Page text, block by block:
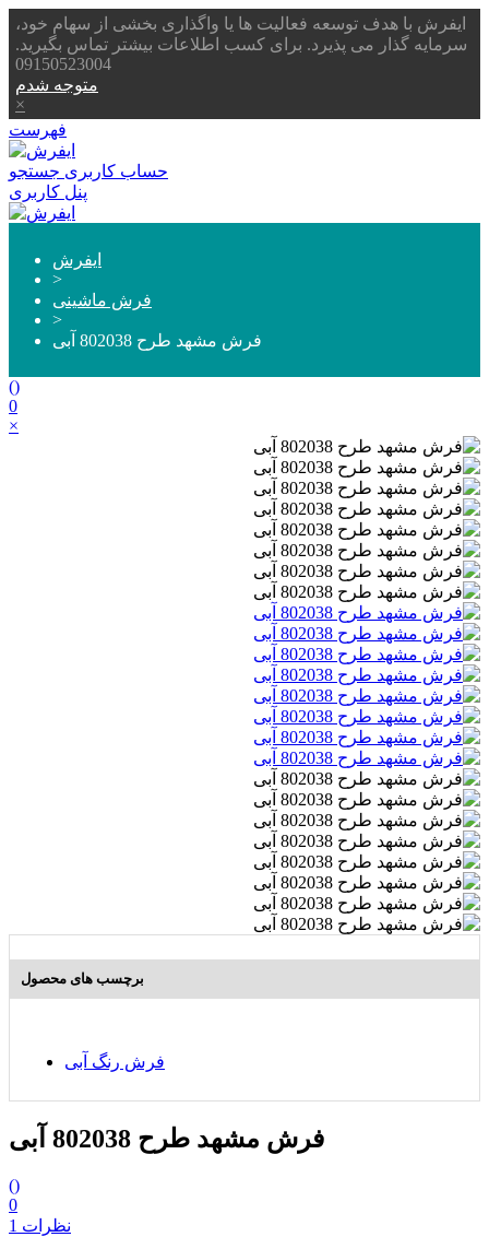
ایفرش با هدف توسعه فعالیت ها یا واگذاری بخشی از سهام خود،
سرمایه گذار می پذیرد. برای کسب اطلاعات بیشتر تماس بگیرید.
09150523004
متوجه شدم
×
فهرست
حساب کاربری جستجو
پنل کاربری
ایفرش
>
فرش ماشینی
>
فرش مشهد طرح 802038 آبی
()
0
×
برچسب های محصول
فرش رنگ آبی
فرش مشهد طرح 802038 آبی
()
0
1 نظرات